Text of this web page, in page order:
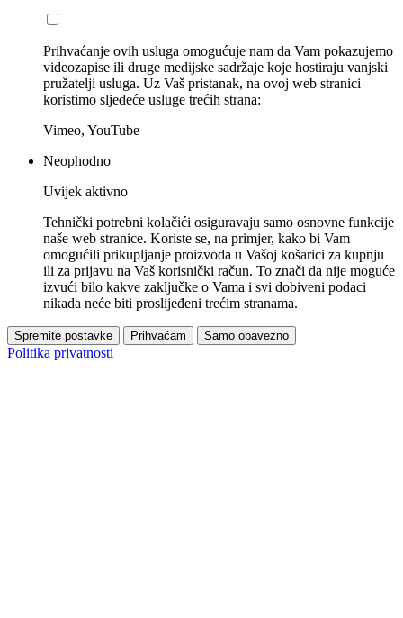
Prihvaćanje ovih usluga omogućuje nam da Vam pokazujemo
videozapise ili druge medijske sadržaje koje hostiraju vanjski
pružatelji usluga. Uz Vaš pristanak, na ovoj web stranici
koristimo sljedeće usluge trećih strana:
Vimeo, YouTube
Neophodno
Uvijek aktivno
Tehnički potrebni kolačići osiguravaju samo osnovne funkcije
naše web stranice. Koriste se, na primjer, kako bi Vam
omogućili prikupljanje proizvoda u Vašoj košarici za kupnju
ili za prijavu na Vaš korisnički račun. To znači da nije moguće
izvući bilo kakve zaključke o Vama i svi dobiveni podaci
nikada neće biti proslijeđeni trećim stranama.
Spremite postavke Prihvaćam Samo obavezno
Politika privatnosti